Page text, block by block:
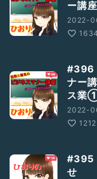
ー講
2022-
#396
ナー
ス業
2022-
#395
せ